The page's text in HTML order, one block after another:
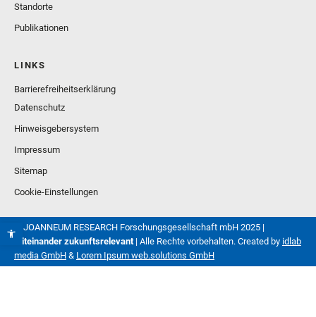
Standorte
Publikationen
LINKS
Barrierefreiheitserklärung
Datenschutz
Hinweisgebersystem
Impressum
Sitemap
Cookie-Einstellungen
© JOANNEUM RESEARCH Forschungsgesellschaft mbH 2025 |
Miteinander zukunftsrelevant | Alle Rechte vorbehalten. Created by idlab
media GmbH & Lorem Ipsum web.solutions GmbH